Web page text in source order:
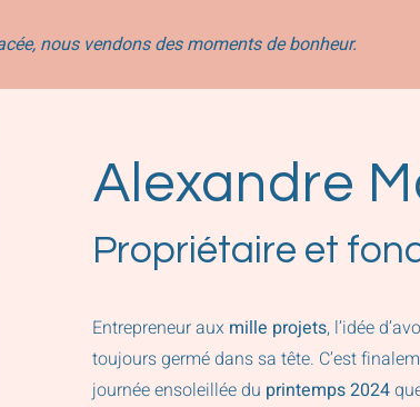
nous vendons des moments de bonheur.
Alexandre
Propriétaire et
Entrepreneur aux mille projets, l’idée
toujours germé dans sa tête. C’est
journée ensoleillée du printemps 2024